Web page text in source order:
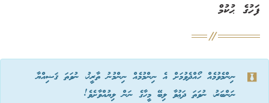
ފަހުގެ ޙުކުމް
ނިންމެވުމެއް ހޯއްދެވުމަށް އެ ނިންމުމެއް ނިންމުނު ތާރީޚު، ނުވަތަ ޤަޟިއްޔާ
ނަންބަރު، ނުވަތަ ދަޢުވާ ލިބޭ މީހާގެ ނަން ލިޔުއްވާށެވެ!